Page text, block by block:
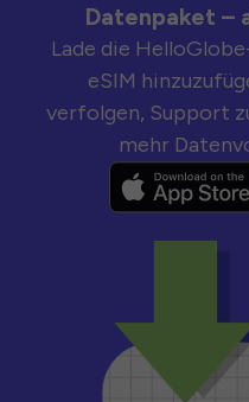
Datenpaket –
Lade die
eSIM
verfolgen, Support
mehr